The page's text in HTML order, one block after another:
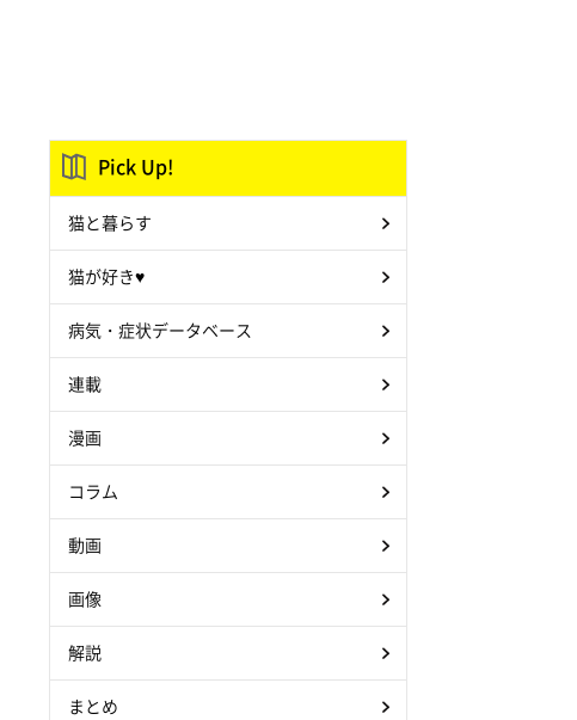
Pick Up!
猫と暮らす
猫が好き♥
病気・症状データベース
連載
漫画
コラム
動画
画像
解説
まとめ